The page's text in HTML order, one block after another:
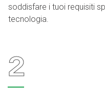
soddisfare i tuoi requisiti
tecnologia.
2